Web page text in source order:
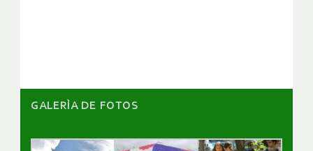
GALERÌA DE FOTOS